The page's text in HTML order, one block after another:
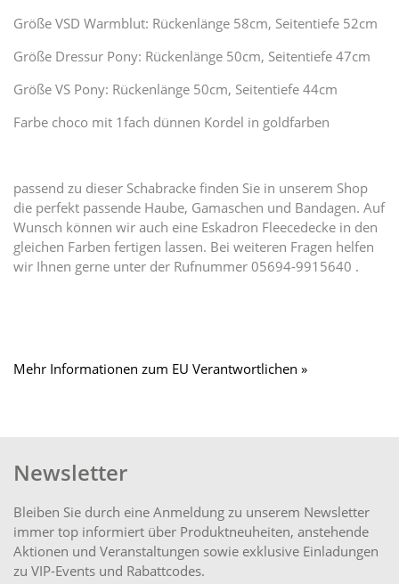
Größe VSD Warmblut: Rückenlänge 58cm, Seitentiefe 52cm
Größe Dressur Pony: Rückenlänge 50cm, Seitentiefe 47cm
Größe VS Pony: Rückenlänge 50cm, Seitentiefe 44cm
Farbe choco mit 1fach dünnen Kordel in goldfarben
passend zu dieser Schabracke finden Sie in unserem Shop
die perfekt passende Haube, Gamaschen und Bandagen. Auf
Wunsch können wir auch eine Eskadron Fleecedecke in den
gleichen Farben fertigen lassen. Bei weiteren Fragen helfen
wir Ihnen gerne unter der Rufnummer 05694-9915640 .
Mehr Informationen zum EU Verantwortlichen »
Newsletter
Bleiben Sie durch eine Anmeldung zu unserem Newsletter
immer top informiert über Produktneuheiten, anstehende
Aktionen und Veranstaltungen sowie exklusive Einladungen
zu VIP-Events und Rabattcodes.